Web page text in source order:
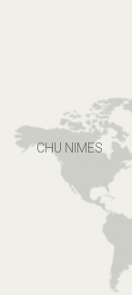
CHU NIMES